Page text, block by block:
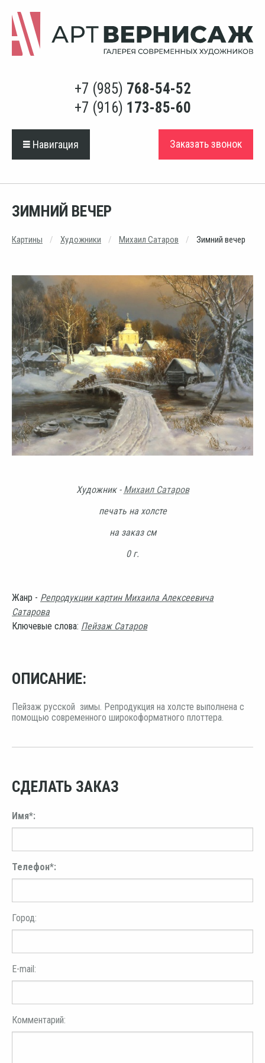
+7 (985) 768-54-52
+7 (916) 173-85-60
Навигация Заказать звонок
ЗИМНИЙ ВЕЧЕР
Картины Художники Михаил Сатаров Зимний вечер
Художник - Михаил Сатаров
печать на холсте
на заказ см
0 г.
Жанр - Репродукции картин Михаила Алексеевича
Сатарова
Ключевые слова: Пейзаж Сатаров
ОПИСАНИЕ:
Пейзаж русской зимы. Репродукция на холсте выполнена с
помощью современного широкоформатного плоттера.
СДЕЛАТЬ ЗАКАЗ
Имя*:
Телефон*:
Город:
E-mail:
Комментарий: